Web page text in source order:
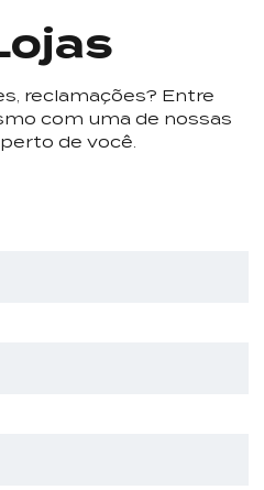
reclamações? Entre
com uma de nossas
de você.